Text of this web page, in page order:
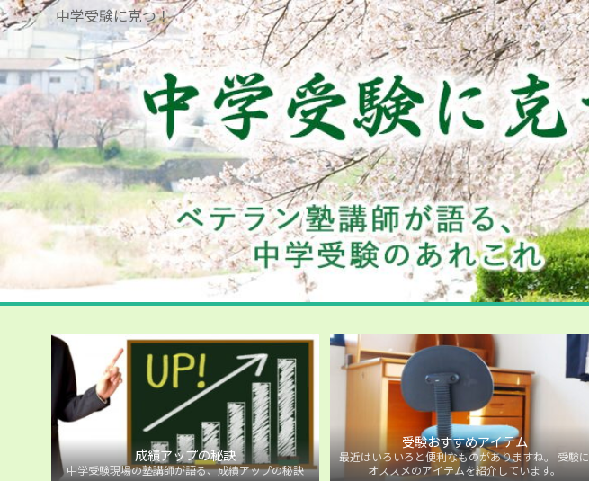
中学受験に克つ！
成績アップの秘訣
中学受験現場の塾講師が語る、成績アップの秘訣
受験おすすめアイテム
最近はいろいろと便利なものがありますね。 受験に
オススメのアイテムを紹介しています。